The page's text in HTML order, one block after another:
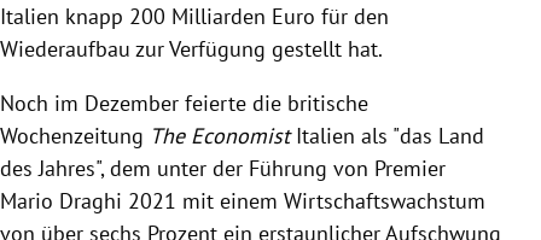
Italien knapp 200 Milliarden Euro für den
Wiederaufbau zur Verfügung gestellt hat.
Noch im Dezember feierte die britische
Wochenzeitung The EconomistItalien als "das Land
des Jahres", dem unter der Führung von Premier
Mario Draghi 2021 mit einem Wirtschaftswachstum
von über sechs Prozent ein erstaunlicher Aufschwung